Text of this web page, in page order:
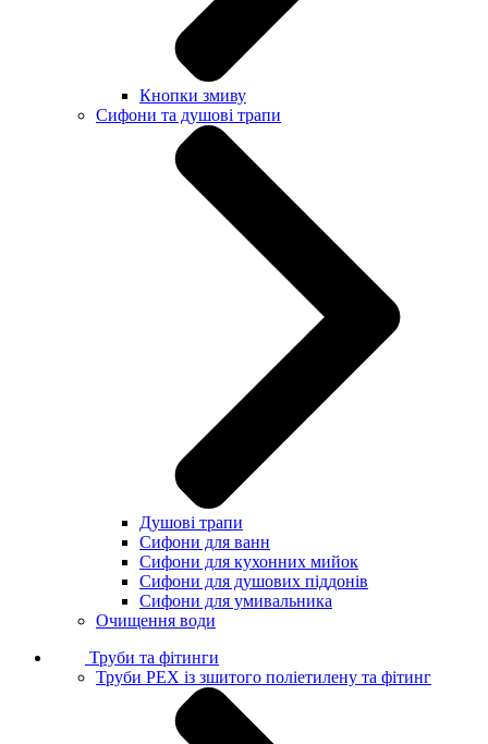
Кнопки змиву
Сифони та душові трапи
Душові трапи
Сифони для ванн
Сифони для кухонних мийок
Сифони для душових піддонів
Сифони для умивальника
Очищення води
Труби та фітинги
Труби PEX із зшитого поліетилену та фітинг